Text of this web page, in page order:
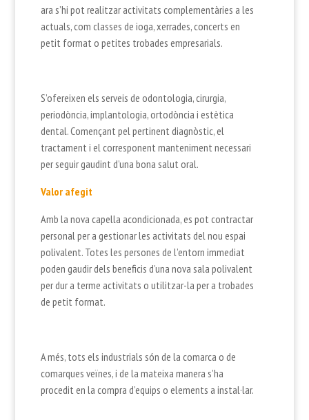
ara s’hi pot realitzar activitats complementàries a les
actuals, com classes de ioga, xerrades, concerts en
petit format o petites trobades empresarials.
S’ofereixen els serveis de odontologia, cirurgia,
periodòncia, implantologia, ortodòncia i estètica
dental. Començant pel pertinent diagnòstic, el
tractament i el corresponent manteniment necessari
per seguir gaudint d’una bona salut oral.
Valor afegit
Amb la nova capella acondicionada, es pot contractar
personal per a gestionar les activitats del nou espai
polivalent. Totes les persones de l’entorn immediat
poden gaudir dels beneficis d’una nova sala polivalent
per dur a terme activitats o utilitzar-la per a trobades
de petit format.
A més, tots els industrials són de la comarca o de
comarques veïnes, i de la mateixa manera s’ha
procedit en la compra d’equips o elements a instal·lar.